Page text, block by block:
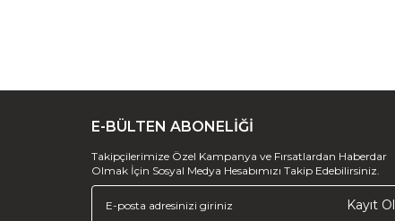
E-BÜLTEN ABONELİĞİ
Takipçilerimize Özel Kampanya ve Fırsatlardan Haberdar
Olmak İçin Sosyal Medya Hesabımızı Takip Edebilirsiniz.
Kayıt Ol